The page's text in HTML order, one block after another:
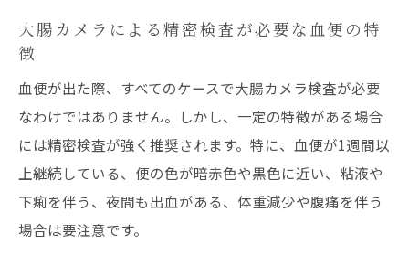
痔と血便の違いを理解し精密検査につなげ
大腸カメラ検査が必要な血便と痔のサイン
早期発見のための血便観察ポイントと注意
点
血便が続く時の自己判断と医師受診の基準
見逃せない血便のリスクと検査の選び方
血便が続く時の見逃せない大腸癌リスク
大腸カメラによる精密検査が必要な血便の特
徴
血便が出た際、すべてのケースで大腸カメラ検査が必要
なわけではありません。しかし、一定の特徴がある場合
には精密検査が強く推奨されます。特に、血便が1週間以
上継続している、便の色が暗赤色や黒色に近い、粘液や
下痢を伴う、夜間も出血がある、体重減少や腹痛を伴う
場合は要注意です。